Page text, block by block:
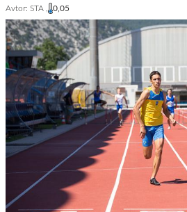
Avtor: STA , 0,05